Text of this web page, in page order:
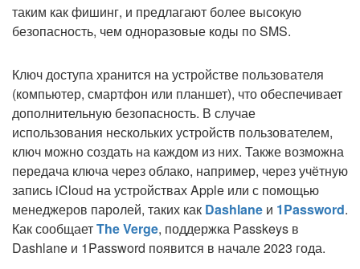
таким как фишинг, и предлагают более высокую
безопасность, чем одноразовые коды по SMS.
Ключ доступа хранится на устройстве пользователя
(компьютер, смартфон или планшет), что обеспечивает
дополнительную безопасность. В случае
использования нескольких устройств пользователем,
ключ можно создать на каждом из них. Также возможна
передача ключа через облако, например, через учётную
запись iCloud на устройствах Apple или с помощью
менеджеров паролей, таких как Dashlane и 1Password.
Как сообщаетThe Verge, поддержка Passkeys в
Dashlane и 1Password появится в начале 2023 года.